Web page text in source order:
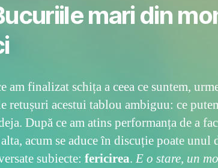
mari din
am finalizat schița a ceea ce suntem,
retușuri acestui tablou ambiguu: ce
După ce am atins performanța de a
acum se aduce în discuție poate unul
subiecte: fericirea. E o stare, un